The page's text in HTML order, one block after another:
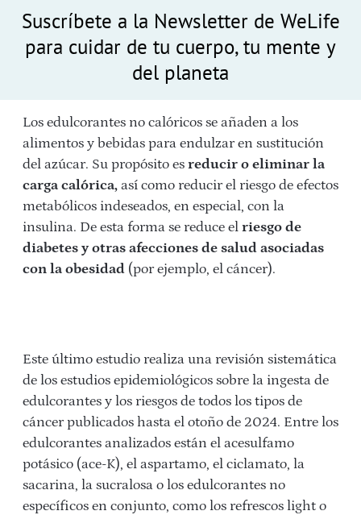
Suscríbete a la Newsletter de WeLife
para cuidar de tu cuerpo, tu mente y
del planeta
Los edulcorantes no calóricos se añaden a los
alimentos y bebidas para endulzar en sustitución
del azúcar. Su propósito es reducir o eliminar la
carga calórica, así como reducir el riesgo de efectos
metabólicos indeseados, en especial, con la
insulina. De esta forma se reduce el riesgo de
diabetes y otras afecciones de salud asociadas
con la obesidad (por ejemplo, el cáncer).
Este último estudio realiza una revisión sistemática
de los estudios epidemiológicos sobre la ingesta de
edulcorantes y los riesgos de todos los tipos de
cáncer publicados hasta el otoño de 2024. Entre los
edulcorantes analizados están el acesulfamo
potásico (ace-K), el aspartamo, el ciclamato, la
sacarina, la sucralosa o los edulcorantes no
específicos en conjunto, como los refrescos light o